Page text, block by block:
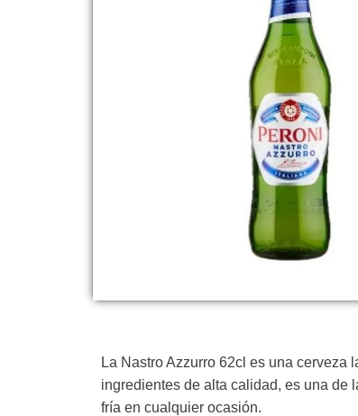
La Nastro Azzurro 62cl es una
ingredientes de alta calidad, es una de
fría en cualquier ocasión.